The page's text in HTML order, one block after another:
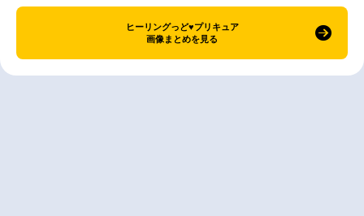
ヒーリングっど♥プリキュア
画像まとめを見る